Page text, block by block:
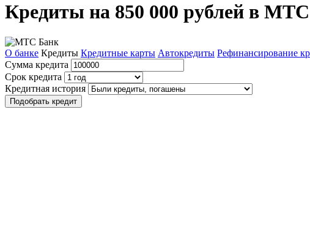
Кредиты на 850 000 рублей в
О банке Кредиты Кредитные карты Автокредиты Рефинансирование
Сумма кредита
Срок кредита
Кредитная история
Подобрать кредит